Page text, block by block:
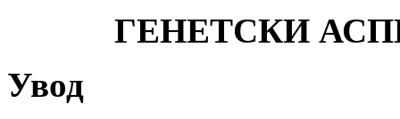
ГЕНЕТСКИ
Увод